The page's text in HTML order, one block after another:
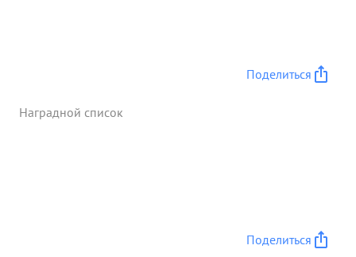
ний совместно с дивизией личный состав его
Верховного ГлавноКомандующего Маршала
боевых вылетов - сбил один самолет противника.
Поделиться
Наградной список
Поделиться